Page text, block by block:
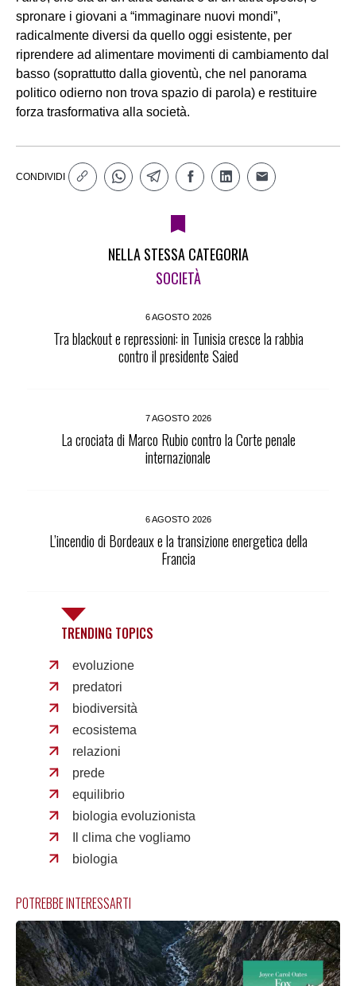
spronare i giovani a “immaginare nuovi mondi”,
radicalmente diversi da quello oggi esistente, per
riprendere ad alimentare movimenti di cambiamento dal
basso (soprattutto dalla gioventù, che nel panorama
politico odierno non trova spazio di parola) e restituire
forza trasformativa alla società.
CONDIVIDI
NELLA STESSA CATEGORIA
SOCIETÀ
6 AGOSTO 2026
Tra blackout e repressioni: in Tunisia cresce la rabbia
contro il presidente Saied
7 AGOSTO 2026
La crociata di Marco Rubio contro la Corte penale
internazionale
6 AGOSTO 2026
L’incendio di Bordeaux e la transizione energetica della
Francia
TRENDING TOPICS
evoluzione
predatori
biodiversità
ecosistema
relazioni
prede
equilibrio
biologia evoluzionista
Il clima che vogliamo
biologia
POTREBBE INTERESSARTI